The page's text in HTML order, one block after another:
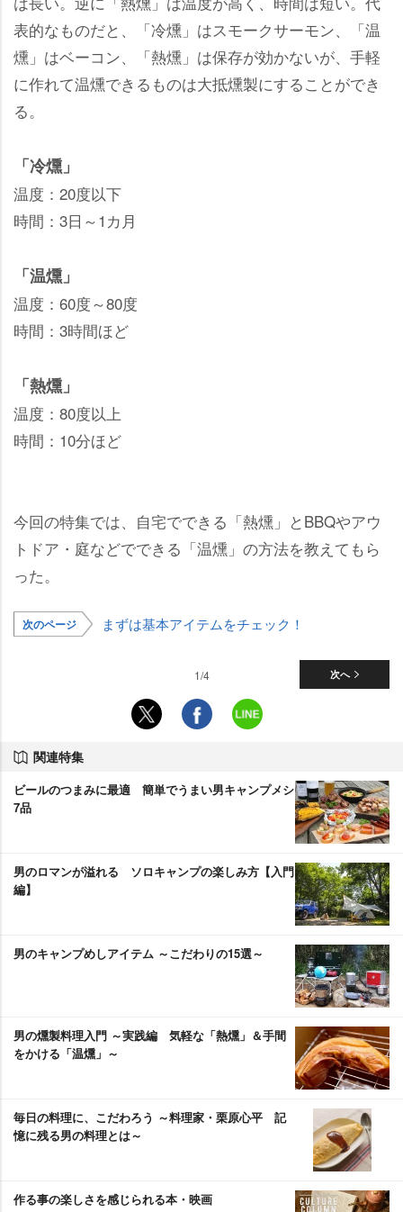
表的なものだと、「冷燻」はスモークサーモン、「温
燻」はベーコン、「熱燻」は保存が効かないが、手軽
に作れて温燻できるものは大抵燻製にすることができ
る。
「冷燻」
温度：20度以下
時間：3日～1カ月
「温燻」
温度：60度～80度
時間：3時間ほど
「熱燻」
温度：80度以上
時間：10分ほど
今回の特集では、自宅でできる「熱燻」とBBQやアウ
トドア・庭などでできる「温燻」の方法を教えてもら
った。
次のページ まずは基本アイテムをチェック！
次へ
1/4
関連特集
ビールのつまみに最適 簡単でうまい男キャンプメシ
7品
男のロマンが溢れる ソロキャンプの楽しみ方【入門
編】
男のキャンプめしアイテム ～こだわりの15選～
男の燻製料理入門 ～実践編 気軽な「熱燻」＆手間
をかける「温燻」～
毎日の料理に、こだわろう ～料理家・栗原心平 記
憶に残る男の料理とは～
作る事の楽しさを感じられる本・映画